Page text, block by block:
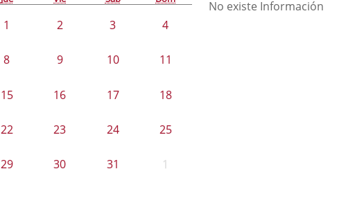
1 2 3 4
8 9 10 11
15 16 17 18
22 23 24 25
29 30 31 1
No existe Información